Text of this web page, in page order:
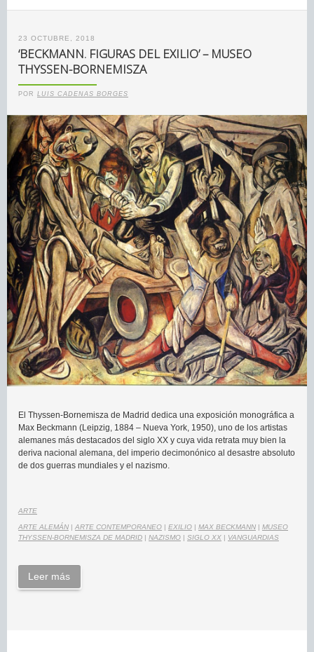
23 OCTUBRE, 2018
‘BECKMANN. FIGURAS DEL EXILIO’ – MUSEO
THYSSEN-BORNEMISZA
POR LUIS CADENAS BORGES
El Thyssen-Bornemisza de Madrid dedica una exposición monográfica a
Max Beckmann (Leipzig, 1884 – Nueva York, 1950), uno de los artistas
alemanes más destacados del siglo XX y cuya vida retrata muy bien la
deriva nacional alemana, del imperio decimonónico al desastre absoluto
de dos guerras mundiales y el nazismo.
ARTE
ARTE ALEMÁN | ARTE CONTEMPORANEO | EXILIO | MAX BECKMANN | MUSEO
THYSSEN-BORNEMISZA DE MADRID | NAZISMO | SIGLO XX | VANGUARDIAS
Leer más